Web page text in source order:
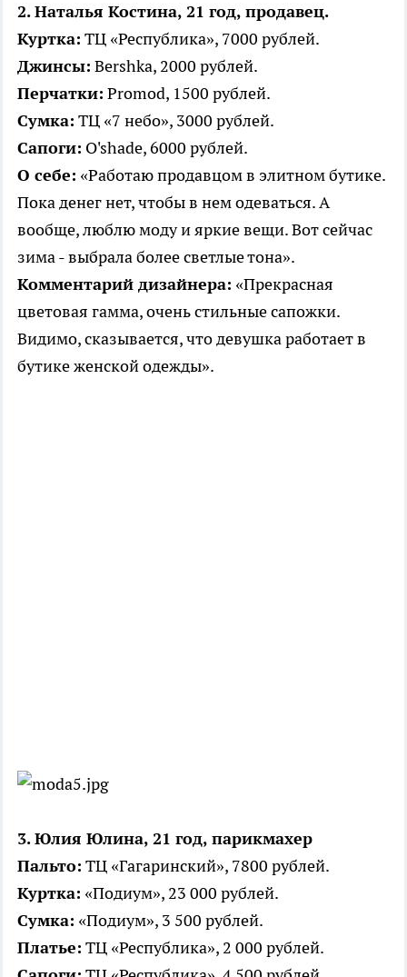
2. Наталья Костина, 21 год, продавец.
Куртка: ТЦ «Республика», 7000 рублей.
Джинсы: Bershka, 2000 рублей.
Перчатки: Promod, 1500 рублей.
Сумка: ТЦ «7 небо», 3000 рублей.
Сапоги: O'shade, 6000 рублей.
О себе: «Работаю продавцом в элитном бутике.
Пока денег нет, чтобы в нем одеваться. А
вообще, люблю моду и яркие вещи. Вот сейчас
зима - выбрала более светлые тона».
Комментарий дизайнера: «Прекрасная
цветовая гамма, очень стильные сапожки.
Видимо, сказывается, что девушка работает в
бутике женской одежды».
3. Юлия Юлина, 21 год, парикмахер
Пальто: ТЦ «Гагаринский», 7800 рублей.
Куртка: «Подиум», 23 000 рублей.
Сумка: «Подиум», 3 500 рублей.
Платье: ТЦ «Республика», 2 000 рублей.